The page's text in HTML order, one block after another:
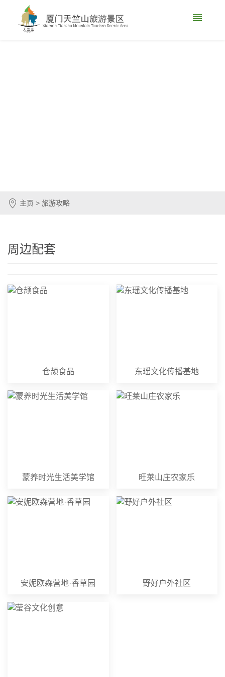
主页 > 旅游攻略
周边配套
仓颉食品 东瑶文化传播基地
蒙养时光生活美学馆 旺莱山庄农家乐
安妮欧森营地·香草园 野好户外社区